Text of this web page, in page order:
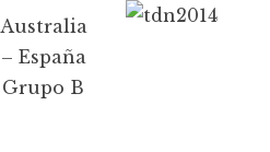
Australia
– España
Grupo B